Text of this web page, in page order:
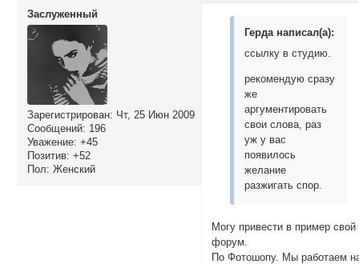
Заслуженный
Зарегистрирован: Чт, 25 Июн 2009
Сообщений: 196
Уважение: +45
Позитив: +52
Пол: Женский
Герда написал(а):
ссылку в студию.
рекомендую сразу
же
аргументировать
свои слова, раз
уж у вас
появилось
желание
разжигать спор.
Могу привести в пример свой
форум.
По Фотошопу. Мы работаем